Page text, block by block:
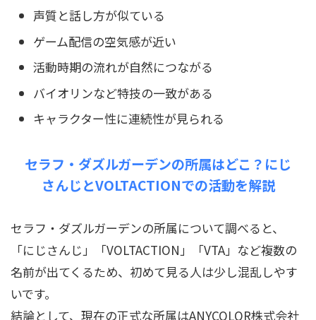
声質と話し方が似ている
ゲーム配信の空気感が近い
活動時期の流れが自然につながる
バイオリンなど特技の一致がある
キャラクター性に連続性が見られる
セラフ・ダズルガーデンの所属はどこ？にじ
さんじとVOLTACTIONでの活動を解説
セラフ・ダズルガーデンの所属について調べると、
「にじさんじ」「VOLTACTION」「VTA」など複数の
名前が出てくるため、初めて見る人は少し混乱しやす
いです。
結論として、現在の正式な所属はANYCOLOR株式会社